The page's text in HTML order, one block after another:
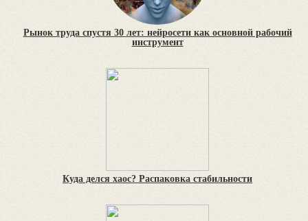
Рынок труда спустя 30 лет: нейросети как основной рабочий
инструмент
Куда делся хаос? Распаковка стабильности